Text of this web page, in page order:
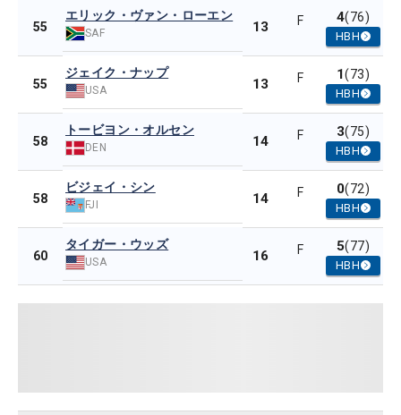
55
エリック・ヴァン・ローエン
SAF 13 F 4(76)
HBH
55
ジェイク・ナップ
USA 13 F 1(73)
HBH
58
トービヨン・オルセン
DEN 14 F 3(75)
HBH
58
ビジェイ・シン
FJI 14 F 0(72)
HBH
60
タイガー・ウッズ
USA 16 F 5(77)
HBH